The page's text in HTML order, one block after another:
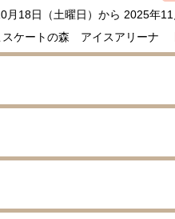
月18日（土曜日）から 2025年
スケートの森 アイスアリーナ